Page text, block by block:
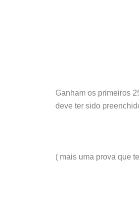
Ganham os primeiros
deve ter sido
( mais uma prova que